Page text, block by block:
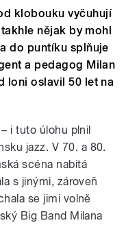
klobouku vyčuhují
nějak by mohl
do puntíku splňuje
a pedagog Milan
loni oslavil 50 let na
i tuto úlohu plnil
jazz. V 70. a 80.
scéna nabitá
s jinými, zároveň
se jimi volně
Big Band Milana